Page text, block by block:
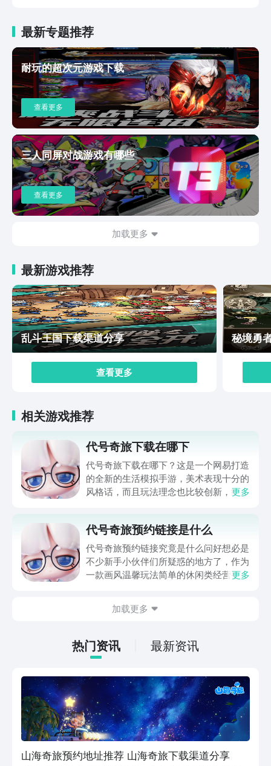
天气带来不同的氛围感，不管是下雨天还是下雪天都模拟
的十分真实，看着自己创造的建筑覆上一层白雪的模样，
也能带给玩家新奇感。大家在岛上的生活也将非常丰富，
在建造完成后，玩家可以自定义岛上居民的服饰，还能再
云海里钓鱼，和NPC们一起一起玩耍，玩家们也可以偶尔
聚在一起，叠罗汉、自由活动，在搭建的场地中用各种小
动作亲密互动。以上就是代号奇旅预约地址的分享，游戏
有着非常少见的自由岛建玩法，多人互动等内容，大家只
要先进行预约，耐心等到正式上线的时候就可以在小岛中
和NPC互动，进行各种趣事，在其中放松心情了。
最新专题推荐
耐玩的超次元游戏下载
查看更多
三人同屏对战游戏有哪些
查看更多
加载更多
最新游戏推荐
乱斗王国下载渠道分享
查看更多
秘境勇
相关游戏推荐
代号奇旅下载在哪下
代号奇旅下载在哪下？这是一个网易打造
的全新的生活模拟手游，美术表现十分的
风格话，而且玩法理念也比较创新，给玩
可以下载，目前游戏还处于预约阶段，不
想错过下载的小伙伴可以通过链接先预约
一下。
更多
代号奇旅预约链接是什么
代号奇旅预约链接究竟是什么问好想必是
不少新手小伙伴们所疑惑的地方了，作为
一款画风温馨玩法简单的休闲类经营手
给大家带来了代号奇旅的预约链接分享供
位。
更多
加载更多
热门资讯 最新资讯
山海奇旅预约地址推荐 山海奇旅下载渠道分享